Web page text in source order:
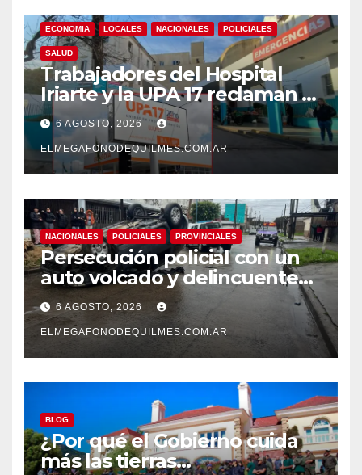
ECONOMIA LOCALES NACIONALES POLICIALES
SALUD
Trabajadores del Hospital
Iriarte y la UPA 17 reclaman el
pase a planta de becarios y
mejoras laborales
6 AGOSTO, 2026
ELMEGAFONODEQUILMES.COM.AR
NACIONALES POLICIALES PROVINCIALES
Persecución policial con un
auto volcado y delincuentes
detenidos en San Francisco
Solano
6 AGOSTO, 2026
ELMEGAFONODEQUILMES.COM.AR
BLOG
¿Por qué el Gobierno cuida
más las tierras